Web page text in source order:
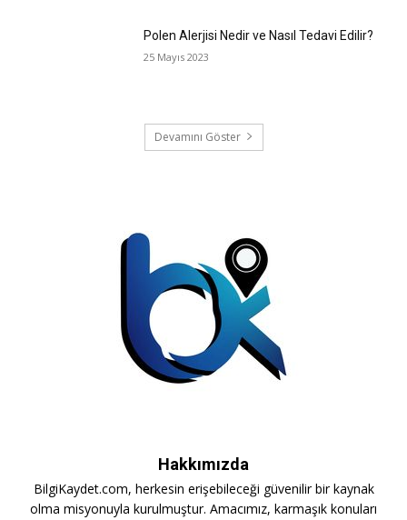
Polen Alerjisi Nedir ve Nasıl Tedavi Edilir?
25 Mayıs 2023
Devamını Göster
Hakkımızda
BilgiKaydet.com, herkesin erişebileceği güvenilir bir kaynak
olma misyonuyla kurulmuştur. Amacımız, karmaşık konuları